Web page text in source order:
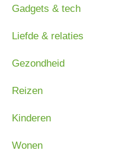
Gadgets & tech
Liefde & relaties
Gezondheid
Reizen
Kinderen
Wonen